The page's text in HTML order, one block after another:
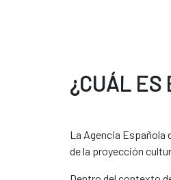
¿CUÁL ES
La Agencia Española
de la proyección